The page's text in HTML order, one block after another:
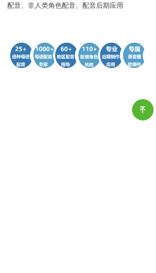
配音、 非人类角色配音、 配音后期应用
녠